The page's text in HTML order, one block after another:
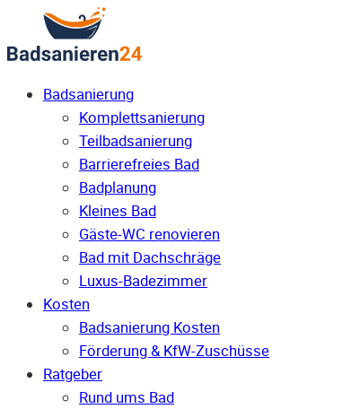
Badsanierung
Komplettsanierung
Teilbadsanierung
Barrierefreies Bad
Badplanung
Kleines Bad
Gäste-WC renovieren
Bad mit Dachschräge
Luxus-Badezimmer
Kosten
Badsanierung Kosten
Förderung & KfW-Zuschüsse
Ratgeber
Rund ums Bad